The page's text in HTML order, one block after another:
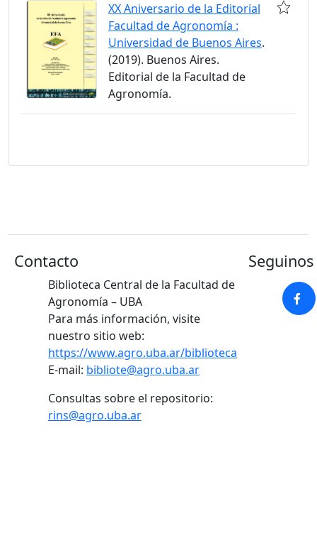
XX Aniversario de la Editorial
Facultad de Agronomía :
Universidad de Buenos Aires.
(2019). Buenos Aires.
Editorial de la Facultad de
Agronomía.
Contacto
Biblioteca Central de la Facultad de
Agronomía – UBA
Para más información, visite
nuestro sitio web:
https://www.agro.uba.ar/biblioteca
E-mail: bibliote@agro.uba.ar
Consultas sobre el repositorio:
rins@agro.uba.ar